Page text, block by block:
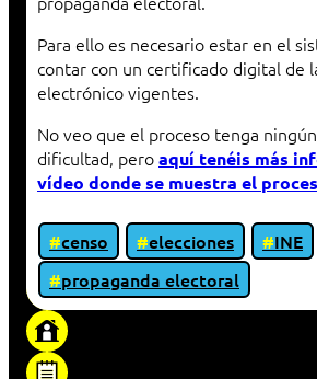
Para ello es necesario estar en el
contar con un certificado digital de
electrónico vigentes.
No veo que el proceso tenga
dificultad, peroaquí tenéis más
vídeo donde se muestra el
censo elecciones
INE
propaganda electoral